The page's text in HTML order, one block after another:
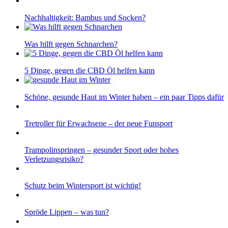
Nachhaltigkeit: Bambus und Socken?
Was hilft gegen Schnarchen?
5 Dinge, gegen die CBD Öl helfen kann
Schöne, gesunde Haut im Winter haben – ein paar Tipps dafür
Tretroller für Erwachsene – der neue Funsport
Trampolinspringen – gesunder Sport oder hohes
Verletzungsrisiko?
Schutz beim Wintersport ist wichtig!
Spröde Lippen – was tun?